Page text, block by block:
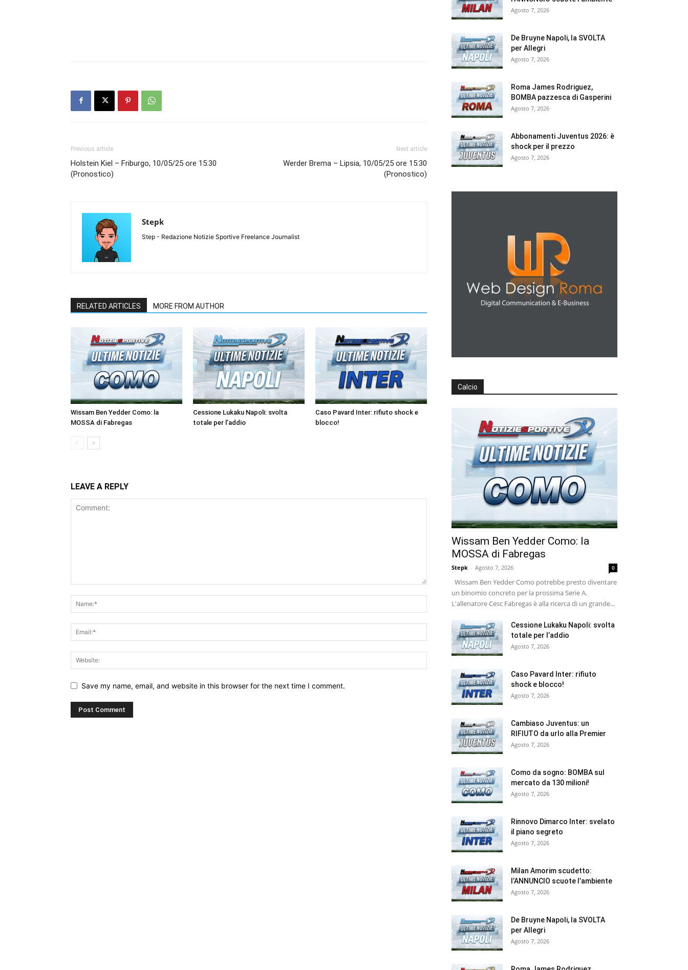
Previous article
Holstein Kiel – Friburgo, 10/05/25 ore 15:30
(Pronostico)
Next article
Werder Brema – Lipsia, 10/05/25 ore 15:30
(Pronostico)
Stepk
Step - Redazione Notizie Sportive Freelance Journalist
RELATED ARTICLES MORE FROM AUTHOR
Wissam Ben Yedder Como: la
MOSSA di Fabregas
Cessione Lukaku Napoli: svolta
totale per l’addio
Caso Pavard Inter: rifiuto shock e
blocco!
LEAVE A REPLY
Save my name, email, and website in this browser for the next time I comment.
Agosto 7, 2026
De Bruyne Napoli, la SVOLTA
per Allegri
Agosto 7, 2026
Roma James Rodriguez,
BOMBA pazzesca di Gasperini
Agosto 7, 2026
Abbonamenti Juventus 2026: è
shock per il prezzo
Agosto 7, 2026
Calcio
Wissam Ben Yedder Como: la
MOSSA di Fabregas
Stepk - Agosto 7, 2026 0
Wissam Ben Yedder Como potrebbe presto diventare
un binomio concreto per la prossima Serie A.
L'allenatore Cesc Fabregas è alla ricerca di un grande...
Cessione Lukaku Napoli: svolta
totale per l’addio
Agosto 7, 2026
Caso Pavard Inter: rifiuto
shock e blocco!
Agosto 7, 2026
Cambiaso Juventus: un
RIFIUTO da urlo alla Premier
Agosto 7, 2026
Como da sogno: BOMBA sul
mercato da 130 milioni!
Agosto 7, 2026
Rinnovo Dimarco Inter: svelato
il piano segreto
Agosto 7, 2026
Milan Amorim scudetto:
l’ANNUNCIO scuote l’ambiente
Agosto 7, 2026
De Bruyne Napoli, la SVOLTA
per Allegri
Agosto 7, 2026